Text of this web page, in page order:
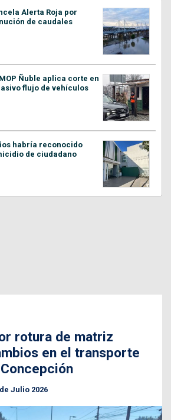
Alerta Roja por
de caudales
Ñuble aplica corte en
flujo de vehículos
habría reconocido
de ciudadano
rotura de matriz
en el transporte
Julio 2026